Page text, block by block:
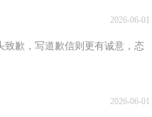
2026-06-01
致歉，写道歉信则更有诚意，态
2026-06-01